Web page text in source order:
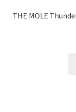
THE MOLE